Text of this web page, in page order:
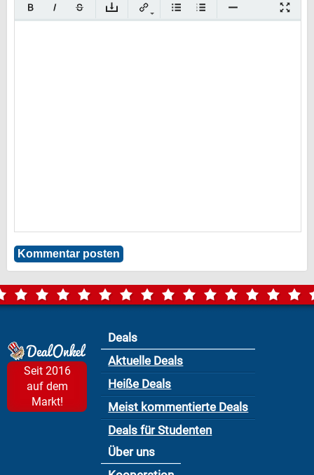
Seit 2016
auf dem
Markt!
Deals
Aktuelle Deals
Heiße Deals
Meist kommentierte Deals
Deals für Studenten
Über uns